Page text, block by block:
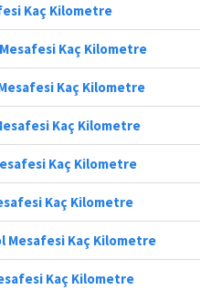
Kaç Kilometre
Kaç Kilometre
Kaç Kilometre
Kaç Kilometre
Kaç Kilometre
Kaç Kilometre
Mesafesi Kaç Kilometre
Kaç Kilometre